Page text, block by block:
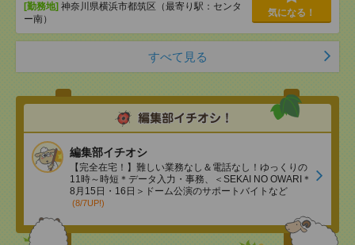
[勤務地] 神奈川県横浜市都筑区（最寄り駅：センタ
ー南）
気になる！
すべて見る
編集部イチオシ
【完全在宅！】難しい業務なし＆電話なし！ゆっくりの
11時～時短＊データ入力・事務、＜SEKAI NO OWARI＊
8月15日・16日＞ドーム公演のサポートバイトなど
(8/7UP!)